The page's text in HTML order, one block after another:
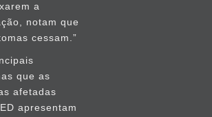
a
notam que
cessam.”
que as
afetadas
apresentam